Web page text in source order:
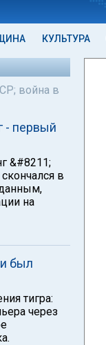
КУЛЬТУРА
война в
- первый
&#8211;
в
на
был
тигра:
через